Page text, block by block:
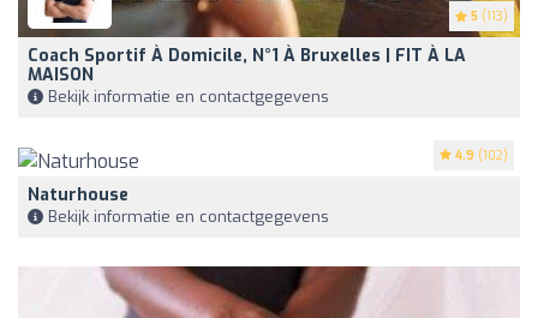
5 (113)
Coach Sportif À Domicile, N°1 À Bruxelles | FIT À LA
MAISON
Bekijk informatie en contactgegevens
4.9 (102)
Naturhouse
Bekijk informatie en contactgegevens